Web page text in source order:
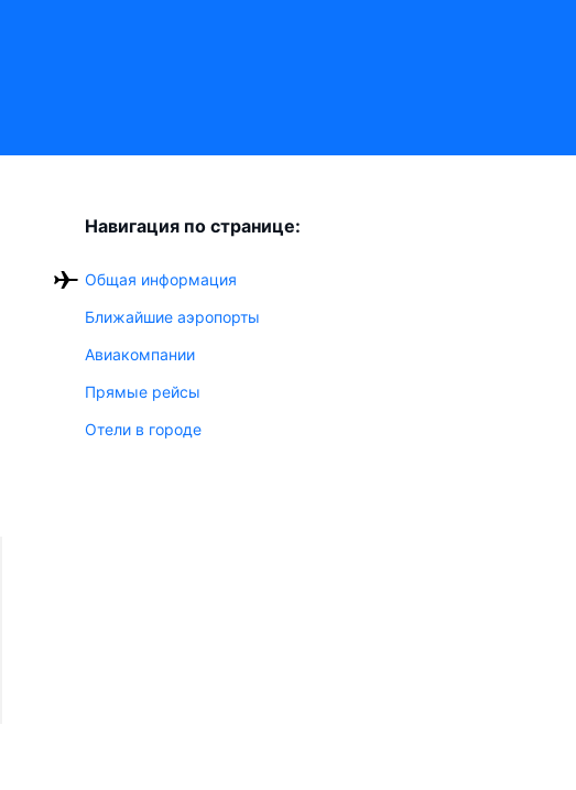
Навигация по странице:
Общая информация
Ближайшие аэропорты
Авиакомпании
Прямые рейсы
Отели в городе